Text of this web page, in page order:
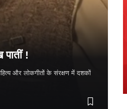
पातीं !
और लोकगीतों के संरक्षण में दशकों